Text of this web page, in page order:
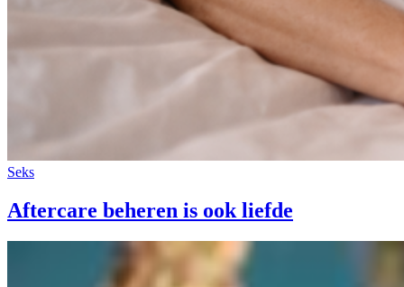
Seks
Aftercare beheren is ook liefde